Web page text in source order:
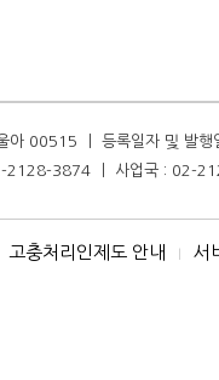
아 00515 ㅣ 등록일자 및 발
2128-3874 ㅣ 사업국 : 02-
고충처리인제도 안내 서